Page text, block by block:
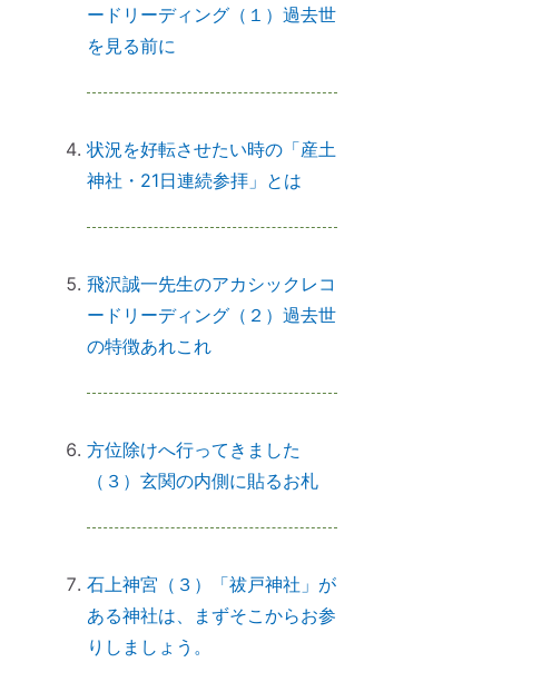
初詣に間に合わせるには、今がリ
「氏神神社」と「産土神社」の違
「産土神社」の読み方は？ 意味
や語源は？
【ご感想｜カウンセリング】深く
納得できました
日本国民を癒しまくっている高市
総理 ♡
ードリーディング（１）過去世
を見る前に
状況を好転させたい時の「産土
神社・21日連続参拝」とは
飛沢誠一先生のアカシックレコ
ードリーディング（２）過去世
の特徴あれこれ
方位除けへ行ってきました
（３）玄関の内側に貼るお札
石上神宮（３）「祓戸神社」が
ある神社は、まずそこからお参
りしましょう。